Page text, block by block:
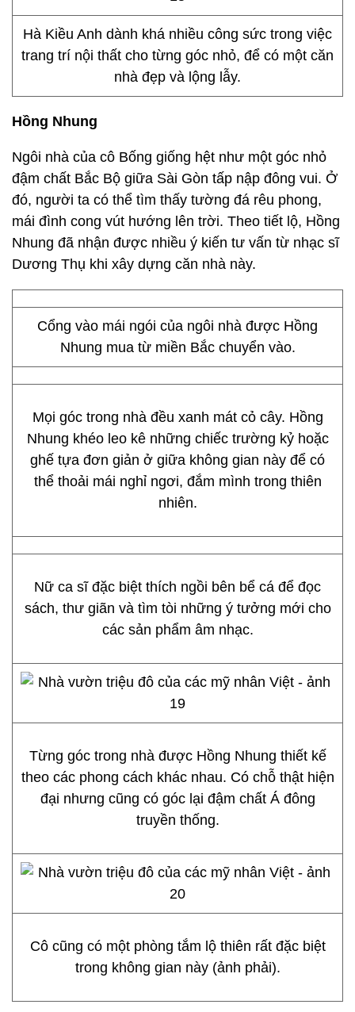
Hà Kiều Anh dành khá nhiều công sức trong việc
trang trí nội thất cho từng góc nhỏ, để có một căn
nhà đẹp và lộng lẫy.
Hồng Nhung
Ngôi nhà của cô Bống giống hệt như một góc nhỏ
đậm chất Bắc Bộ giữa Sài Gòn tấp nập đông vui. Ở
đó, người ta có thể tìm thấy tường đá rêu phong,
mái đình cong vút hướng lên trời. Theo tiết lộ, Hồng
Nhung đã nhận được nhiều ý kiến tư vấn từ nhạc sĩ
Dương Thụ khi xây dựng căn nhà này.
Cổng vào mái ngói của ngôi nhà được Hồng
Nhung mua từ miền Bắc chuyển vào.
Mọi góc trong nhà đều xanh mát cỏ cây. Hồng
Nhung khéo leo kê những chiếc trường kỷ hoặc
ghế tựa đơn giản ở giữa không gian này để có
Nữ ca sĩ đặc biệt thích ngồi bên bể cá để đọc
các sản phẩm âm nhạc.
Từng góc trong nhà được Hồng Nhung thiết kế
theo các phong cách khác nhau. Có chỗ thật hiện
truyền thống.